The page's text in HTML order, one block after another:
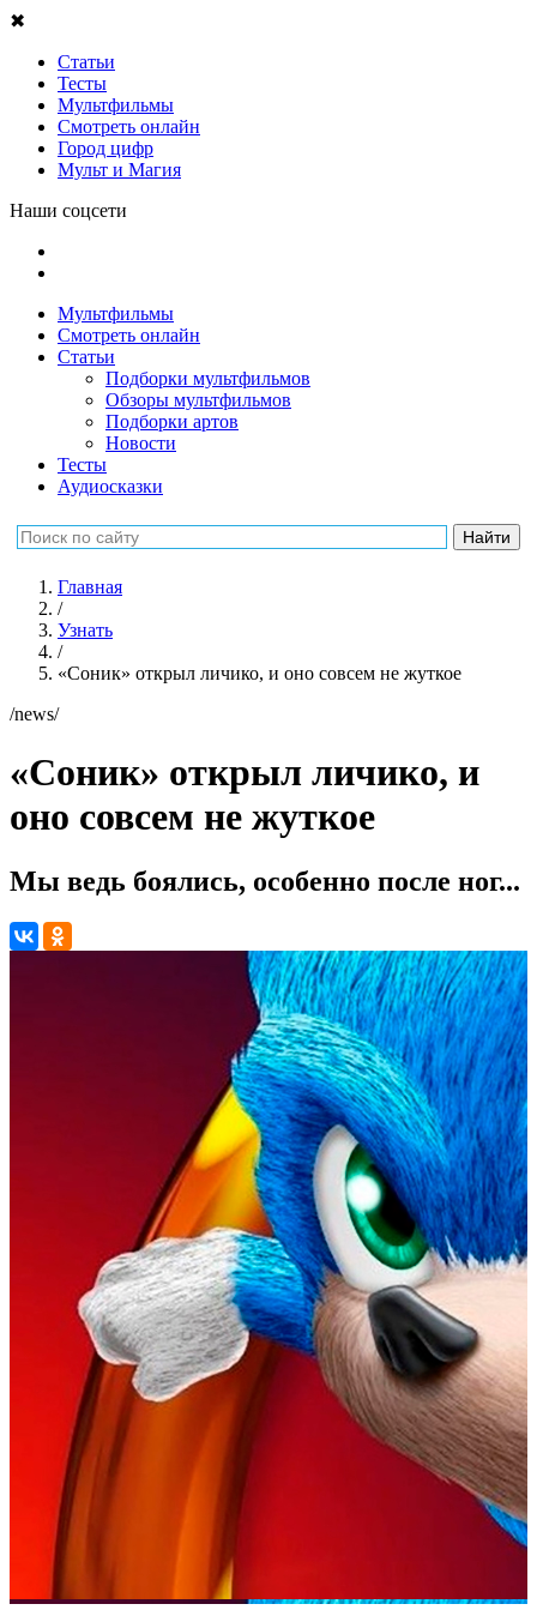
✖
Статьи
Тесты
Мультфильмы
Смотреть онлайн
Город цифр
Мульт и Магия
Наши соцсети
Мультфильмы
Смотреть онлайн
Статьи
Подборки мультфильмов
Обзоры мультфильмов
Подборки артов
Новости
Тесты
Аудиосказки
Главная
/
Узнать
/
«Соник» открыл личико, и оно совсем не жуткое
/news/
«Соник» открыл личико, и
оно совсем не жуткое
Мы ведь боялись, особенно после ног...